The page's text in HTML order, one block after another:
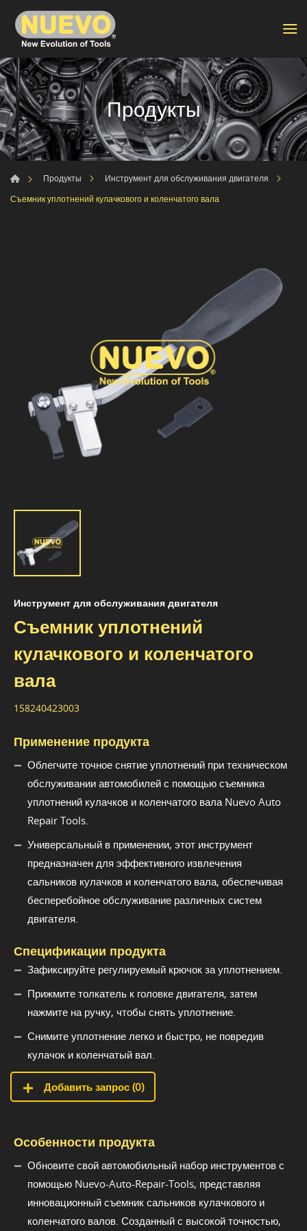
Продукты
Продукты
Инструмент для обслуживания двигателя
Съемник уплотнений кулачкового и коленчатого вала
Инструмент для обслуживания двигателя
Съемник уплотнений
кулачкового и коленчатого
вала
158240423003
Применение продукта
Облегчите точное снятие уплотнений при техническом
обслуживании автомобилей с помощью съемника
уплотнений кулачков и коленчатого вала Nuevo Auto
Repair Tools.
Универсальный в применении, этот инструмент
предназначен для эффективного извлечения
сальников кулачков и коленчатого вала, обеспечивая
бесперебойное обслуживание различных систем
двигателя.
Спецификации продукта
Зафиксируйте регулируемый крючок за уплотнением.
Прижмите толкатель к головке двигателя, затем
нажмите на ручку, чтобы снять уплотнение.
Снимите уплотнение легко и быстро, не повредив
кулачок и коленчатый вал.
Добавить запрос (0)
Особенности продукта
Обновите свой автомобильный набор инструментов с
помощью Nuevo-Auto-Repair-Tools, представляя
инновационный съемник сальников кулачкового и
коленчатого валов. Созданный с высокой точностью,